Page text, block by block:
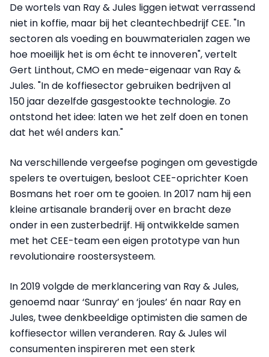
De wortels van Ray & Jules liggen ietwat verrassend
niet in koffie, maar bij het cleantechbedrijf CEE. "In
sectoren als voeding en bouwmaterialen zagen we
hoe moeilijk het is om écht te innoveren", vertelt
Gert Linthout, CMO en mede-eigenaar van Ray &
Jules. "In de koffiesector gebruiken bedrijven al
150 jaar dezelfde gasgestookte technologie. Zo
ontstond het idee: laten we het zelf doen en tonen
dat het wél anders kan."
Na verschillende vergeefse pogingen om gevestigde
spelers te overtuigen, besloot CEE-oprichter Koen
Bosmans het roer om te gooien. In 2017 nam hij een
kleine artisanale branderij over en bracht deze
onder in een zusterbedrijf. Hij ontwikkelde samen
met het CEE-team een eigen prototype van hun
revolutionaire roostersysteem.
In 2019 volgde de merklancering van Ray & Jules,
genoemd naar ‘Sunray’ en ‘joules’ én naar Ray en
Jules, twee denkbeeldige optimisten die samen de
koffiesector willen veranderen. Ray & Jules wil
consumenten inspireren met een sterk